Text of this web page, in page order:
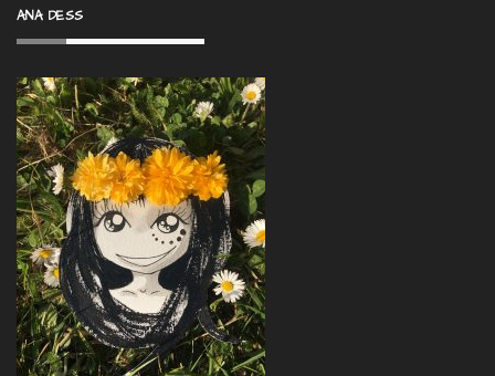
ANA DESS